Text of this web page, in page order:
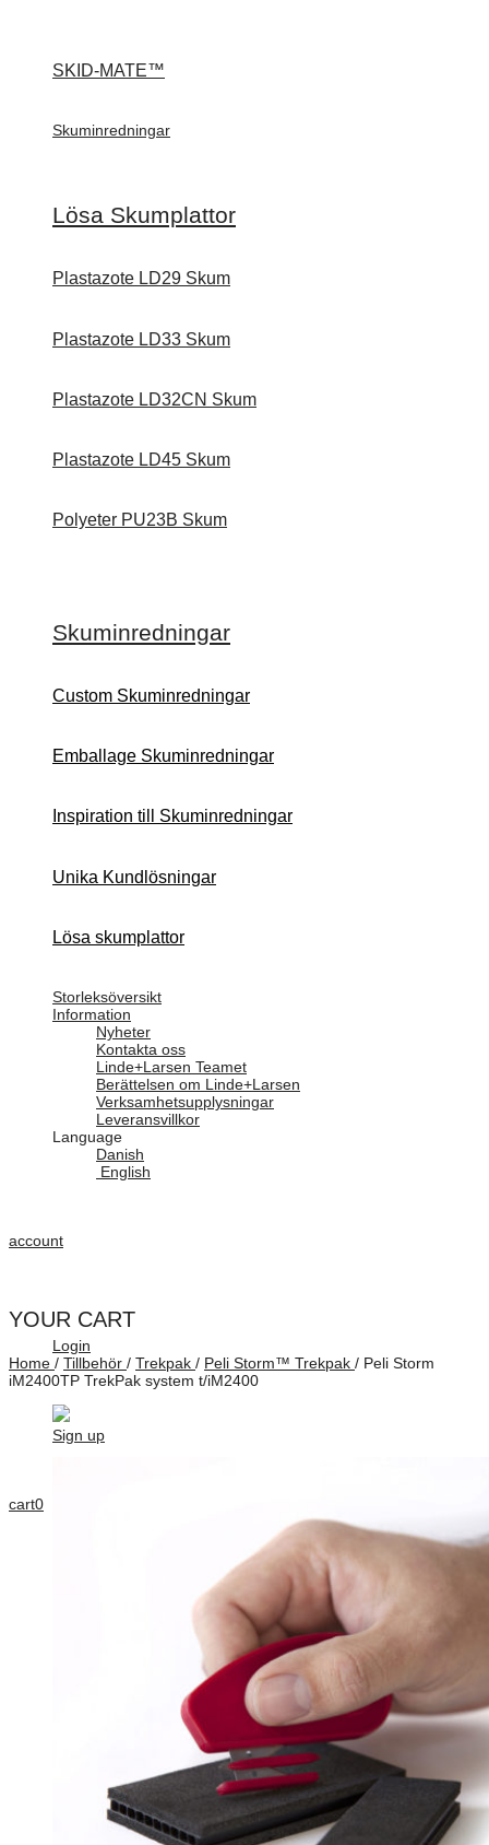
SKID-MATE™
Skuminredningar
Lösa Skumplattor
Plastazote LD29 Skum
Plastazote LD33 Skum
Plastazote LD32CN Skum
Plastazote LD45 Skum
Polyeter PU23B Skum
Skuminredningar
Custom Skuminredningar
Emballage Skuminredningar
Inspiration till Skuminredningar
Unika Kundlösningar
Lösa skumplattor
Storleksöversikt
Information
Nyheter
Kontakta oss
Linde+Larsen Teamet
Berättelsen om Linde+Larsen
Verksamhetsupplysningar
Leveransvillkor
Language
Danish
English
account
Login
Sign up
cart0
YOUR CART
Home / Tillbehör / Trekpak / Peli Storm™ Trekpak / Peli Storm
iM2400TP TrekPak system t/iM2400